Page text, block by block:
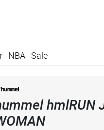
NBA Sale
hmlRUN